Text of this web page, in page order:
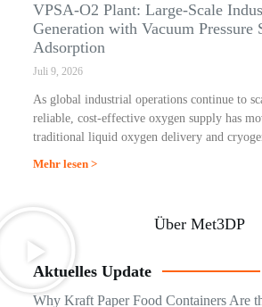
VPSA-O2 Plant: Large-Scale
Generation with Vacuum Pressure
Adsorption
Juli 9, 2026
As global industrial operations continue to
reliable, cost-effective oxygen supply has
traditional liquid oxygen delivery and
Mehr lesen >
Über Met3DP
Aktuelles Update
Why Kraft Paper Food Containers Are